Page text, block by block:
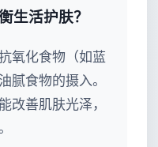
生活护肤？
氧化食物（如蓝
腻食物的摄入。
改善肌肤光泽，